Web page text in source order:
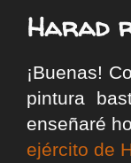
Harad
¡Buenas!
pintura
enseñaré
ejército de